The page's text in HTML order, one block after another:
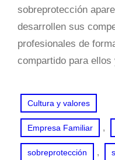
sobreprotección
desarrollen sus
profesionales de
compartido para
Cultura y valores
Empresa Familiar ,
sobreprotección ,